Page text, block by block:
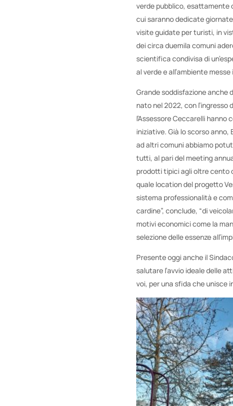
verde pubblico, esattamente
cui saranno dedicate
visite guidate per turisti, in
dei circa duemila comuni
scientifica condivisa di
al verde e all’ambiente
Grande soddisfazione anche
nato nel 2022, con
l’Assessore Ceccarelli
iniziative. Già lo scorso anno,
ad altri comuni abbiamo
tutti, al pari del meeting
prodotti tipici agli oltre cento
quale location del progetto
sistema professionalità e
cardine”, conclude, “di
motivi economici come la
selezione delle essenze
Presente oggi anche il
salutare l’avvio ideale delle
voi, per una sfida che unisce